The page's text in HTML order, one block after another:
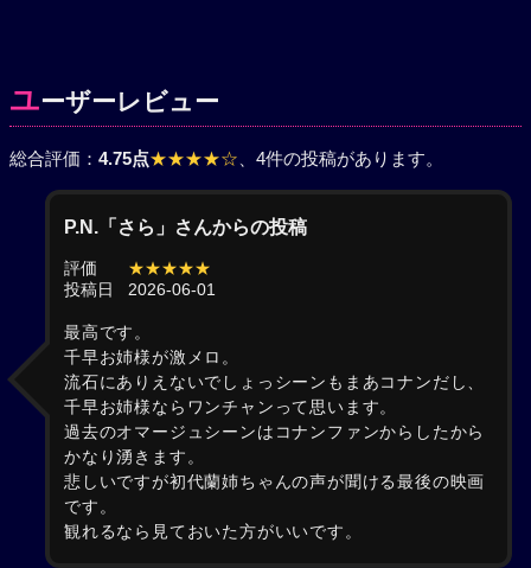
ユーザーレビュー
総合評価： 4.75点★★★★☆ 、4件の投稿があります。
P.N.「さら」さんからの投稿
評価
★★★★★
投稿日
2026-06-01
最高です。
千早お姉様が激メロ。
流石にありえないでしょっシーンもまあコナンだし、
千早お姉様ならワンチャンって思います。
過去のオマージュシーンはコナンファンからしたから
かなり湧きます。
悲しいですが初代蘭姉ちゃんの声が聞ける最後の映画
です。
観れるなら見ておいた方がいいです。